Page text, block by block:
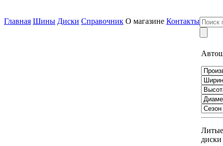
Главная Шины Диски Справочник О магазине Контакты
Литые
диски